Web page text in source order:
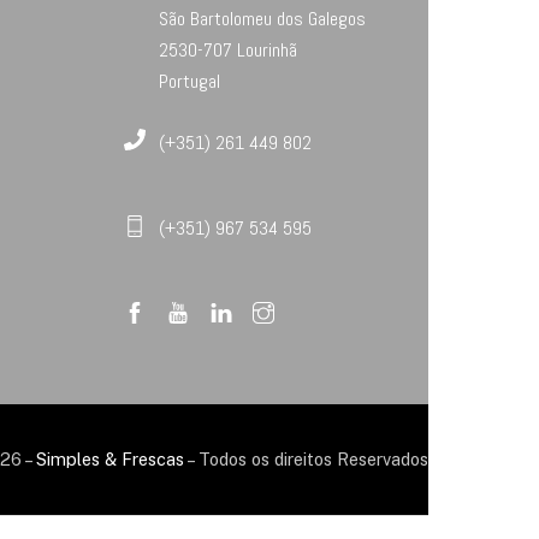
São Bartolomeu dos Galegos
2530-707 Lourinhã
Portugal
(+351) 261 449 802
(+351) 967 534 595
–Simples & Frescas – Todos os direitos Reservados